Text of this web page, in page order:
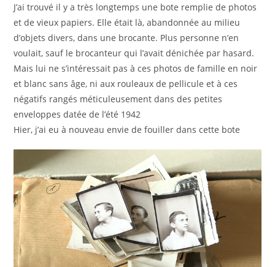
J’ai trouvé il y a très longtemps une bote remplie de photos
et de vieux papiers. Elle était là, abandonnée au milieu
d’objets divers, dans une brocante. Plus personne n’en
voulait, sauf le brocanteur qui l’avait dénichée par hasard.
Mais lui ne s’intéressait pas à ces photos de famille en noir
et blanc sans âge, ni aux rouleaux de pellicule et à ces
négatifs rangés méticuleusement dans des petites
enveloppes datée de l’été 1942
Hier, j’ai eu à nouveau envie de fouiller dans cette bote